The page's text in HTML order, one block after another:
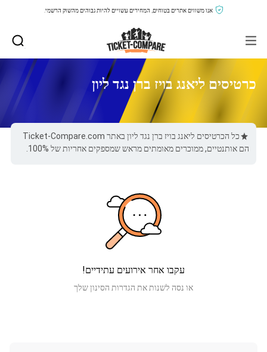
אנו משווים אתרים בטוחים, המחירים עשויים להיות גבוהים מהשוק הרשמי.
כרטיסים ליאנג בויז ברן נגד ליון
כל הכרטיסים ליאנג בויז ברן נגד ליון באתר Ticket-Compare.com
הם אותנטיים, ממוכרים מאומתים מראש שמספקים אחריות של 100%.
עקבו אחר אירועים עתידיים!
או נסה לשנות את הגדרות הסינון שלך